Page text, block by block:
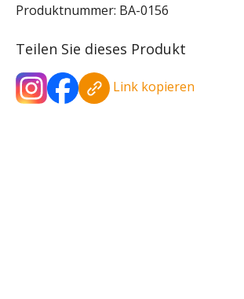
Produktnummer: BA-0156
Teilen Sie dieses Produkt
Link kopieren